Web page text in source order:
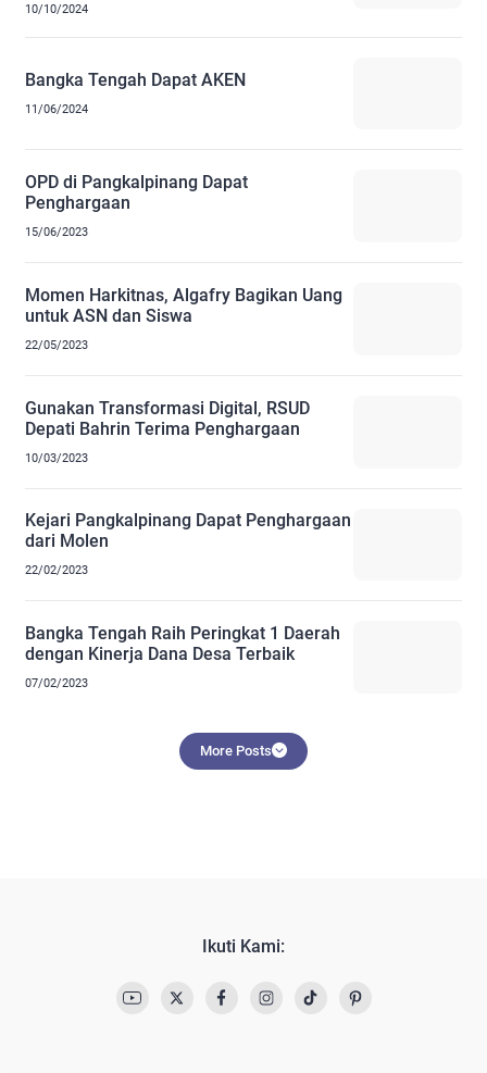
10/10/2024
Bangka Tengah Dapat AKEN
11/06/2024
OPD di Pangkalpinang Dapat
Penghargaan
15/06/2023
Momen Harkitnas, Algafry Bagikan Uang
untuk ASN dan Siswa
22/05/2023
Gunakan Transformasi Digital, RSUD
Depati Bahrin Terima Penghargaan
10/03/2023
Kejari Pangkalpinang Dapat Penghargaan
dari Molen
22/02/2023
Bangka Tengah Raih Peringkat 1 Daerah
dengan Kinerja Dana Desa Terbaik
07/02/2023
More Posts
Ikuti Kami: